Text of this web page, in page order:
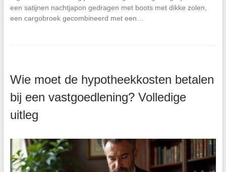
een satijnen nachtjapon gedragen met boots met dikke zolen,
een cargobroek gecombineerd met een…
Wie moet de hypotheekkosten betalen
bij een vastgoedlening? Volledige
uitleg